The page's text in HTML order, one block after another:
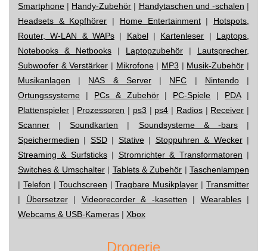
Smartphone | Handy-Zubehör | Handytaschen und -schalen |
Headsets & Kopfhörer | Home Entertainment| Hotspots,
Router, W-LAN & WAPs | Kabel| Kartenleser | Laptops,
Notebooks & Netbooks | Laptopzubehör | Lautsprecher,
Subwoofer & Verstärker | Mikrofone| MP3 | Musik-Zubehör |
Musikanlagen | NAS & Server| NFC | Nintendo|
Ortungssysteme | PCs & Zubehör| PC-Spiele | PDA|
Plattenspieler | Prozessoren | ps3 | ps4 | Radios| Receiver |
Scanner |Soundkarten | Soundsysteme & -bars|
Speichermedien | SSD| Stative| Stoppuhren & Wecker|
Streaming & Surfsticks| Stromrichter & Transformatoren |
Switches & Umschalter| Tablets & Zubehör | Taschenlampen
| Telefon | Touchscreen |Tragbare Musikplayer | Transmitter
| Übersetzer| Videorecorder & -kasetten | Wearables|
Webcams & USB-Kameras | Xbox
Drogerie